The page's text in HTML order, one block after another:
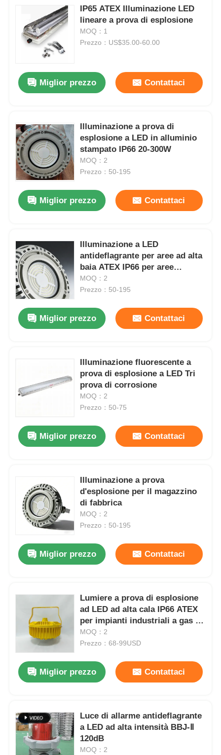
Prodotti
Chi siamo
Fatory Tour
Controllo di qualità
Contattaci
Luce protetta contro le esplosioni dell'allarme
ventilatore antideflagrante
IP65 ATEX Illuminazione LED
lineare a prova di esplosione
MOQ：1
Prezzo：US$35.00-60.00
Miglior prezzo Contattaci
Illuminazione a prova di
esplosione a LED in alluminio
stampato IP66 20-300W
MOQ：2
Prezzo：50-195
Miglior prezzo Contattaci
Illuminazione a LED
antideflagrante per aree ad alta
baia ATEX IP66 per aree
industriali pericolose
MOQ：2
Prezzo：50-195
Miglior prezzo Contattaci
Illuminazione fluorescente a
prova di esplosione a LED Tri
prova di corrosione
MOQ：2
Prezzo：50-75
Miglior prezzo Contattaci
Illuminazione a prova
d'esplosione per il magazzino
di fabbrica
MOQ：2
Prezzo：50-195
Miglior prezzo Contattaci
Lumiere a prova di esplosione
ad LED ad alta cala IP66 ATEX
per impianti industriali a gas e
petrolio
MOQ：2
Prezzo：68-99USD
Miglior prezzo Contattaci
Luce di allarme antideflagrante
a LED ad alta intensità BBJ-Ⅱ
120dB
MOQ：2